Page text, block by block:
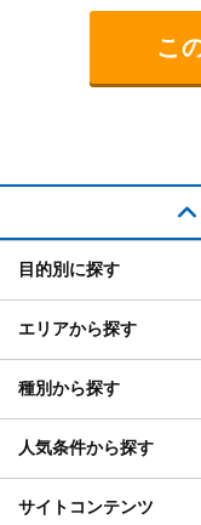
目的別に探す
エリアから探す
種別から探す
人気条件から探す
サイトコンテンツ